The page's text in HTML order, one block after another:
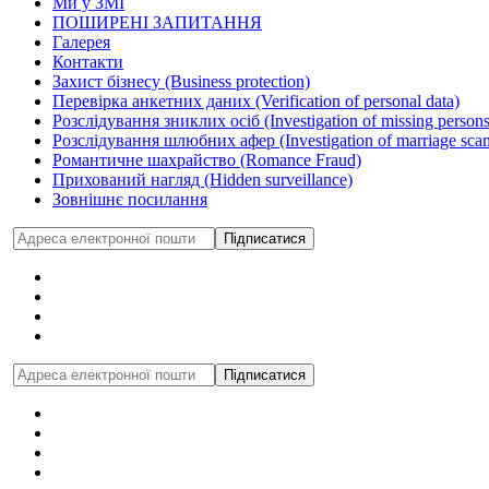
ПОШИРЕНІ ЗАПИТАННЯ
Галерея
Контакти
Захист бізнесу (Business protection)
Перевірка анкетних даних (Verification of personal data)
Розслідування зниклих осіб (Investigation of missing
Розслідування шлюбних афер (Investigation of marriage
Романтичне шахрайство (Romance Fraud)
Прихований нагляд (Hidden surveillance)
Зовнішнє посилання
Підписатися
Підписатися